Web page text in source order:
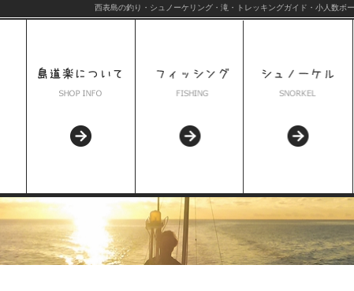
西表島の釣り・シュノーケリング・滝・トレッキングガイド・小人数ボ